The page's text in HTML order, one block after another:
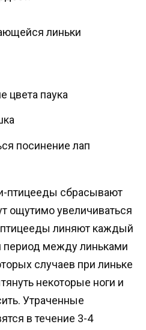
линьки
цвета паука
посинение лап
птицееды сбрасывают
ощутимо увеличиваться
линяют каждый
период между линьками
случаев при линьке
некоторые ноги и
Утраченные
в течение 3-4